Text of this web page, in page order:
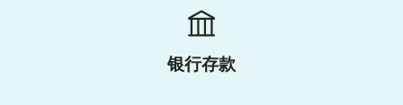
银行存款